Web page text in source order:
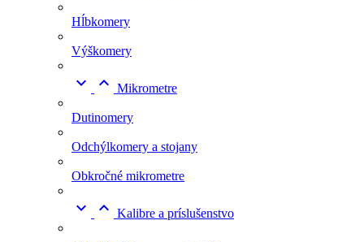
Hĺbkomery
Výškomery
  Mikrometre
Dutinomery
Odchýlkomery a stojany
Obkročné mikrometre
  Kalibre a príslušenstvo